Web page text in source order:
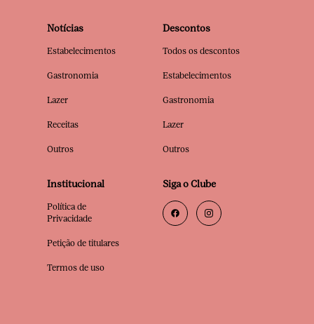
Notícias
Estabelecimentos
Gastronomia
Lazer
Receitas
Outros
Descontos
Todos os descontos
Estabelecimentos
Gastronomia
Lazer
Outros
Institucional
Política de
Privacidade
Petição de titulares
Termos de uso
Siga o Clube